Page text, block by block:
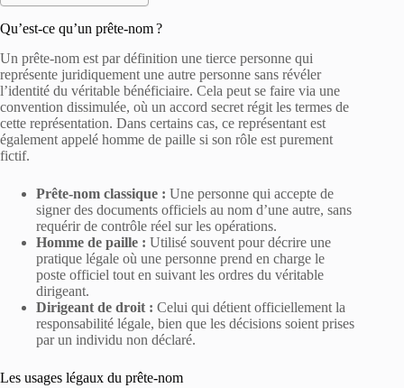
Qu’est-ce qu’un prête-nom ?
Un prête-nom est par définition une tierce personne qui
représente juridiquement une autre personne sans révéler
l’identité du véritable bénéficiaire. Cela peut se faire via une
convention dissimulée, où un accord secret régit les termes de
cette représentation. Dans certains cas, ce représentant est
également appelé homme de paille si son rôle est purement
fictif.
Prête-nom classique : Une personne qui accepte de
signer des documents officiels au nom d’une autre, sans
requérir de contrôle réel sur les opérations.
Homme de paille : Utilisé souvent pour décrire une
pratique légale où une personne prend en charge le
poste officiel tout en suivant les ordres du véritable
dirigeant.
Dirigeant de droit : Celui qui détient officiellement la
responsabilité légale, bien que les décisions soient prises
par un individu non déclaré.
Les usages légaux du prête-nom